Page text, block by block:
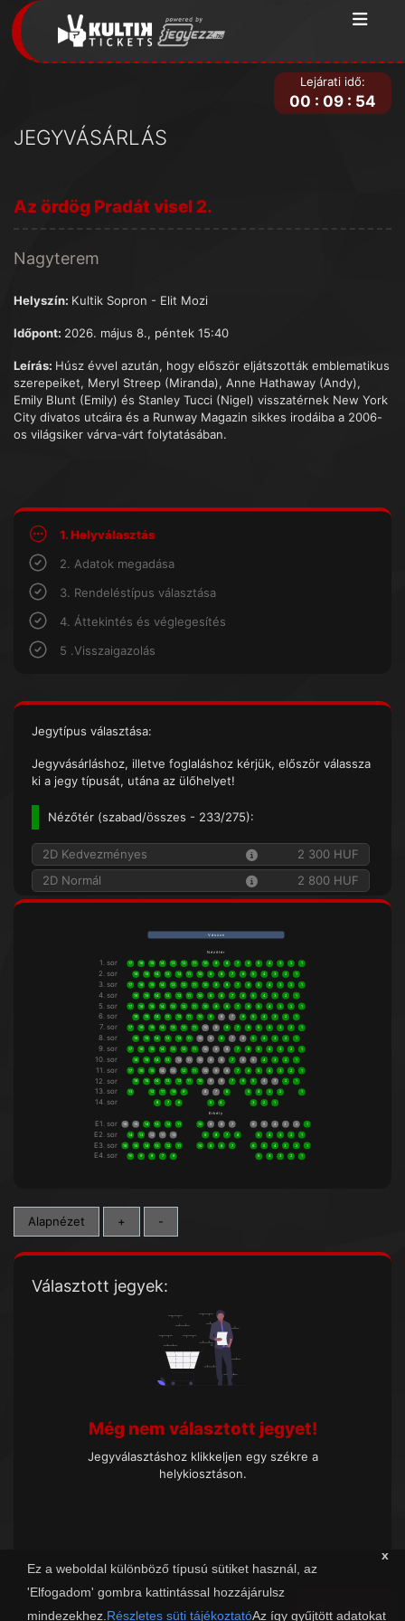
x
Ez a weboldal különböző típusú sütiket használ, az
'Elfogadom' gombra kattintással hozzájárulsz
mindezekhez. Részletes süti tájékoztatóAz így gyűjtött adatokat
JEGYVÁSÁRLÁS
Lejárati idő:
00 : 09 : 54
Az ördög Pradát visel 2.
Nagyterem
Helyszín: Kultik Sopron - Elit Mozi
Időpont: 2026. május 8., péntek 15:40
Leírás: Húsz évvel azután, hogy először eljátszották emblematikus
szerepeiket, Meryl Streep (Miranda), Anne Hathaway (Andy),
Emily Blunt (Emily) és Stanley Tucci (Nigel) visszatérnek New York
City divatos utcáira és a Runway Magazin sikkes irodáiba a 2006-
os világsiker várva-várt folytatásában.
1. Helyválasztás
2. Adatok megadása
3. Rendeléstípus választása
4. Áttekintés és véglegesítés
5 .Visszaigazolás
Jegytípus választása:
Jegyvásárláshoz, illetve foglaláshoz kérjük, először válassza
ki a jegy típusát, utána az ülőhelyet!
Nézőtér (szabad/összes - 233/275):
2D Kedvezményes
2 300 HUF
2D Normál
2 800 HUF
V á s z o n
1. sor 17 16 15 14 13 12 11 10 9 8 7 6 5 4 3 2 1
2. sor 16 15 14 13 12 11 10 9 8 7 6 5 4 3 2 1
3. sor 17 16 15 14 13 12 11 10 9 8 7 6 5 4 3 2 1
4. sor 16 15 14 13 12 11 10 9 8 7 6 5 4 3 2 1
5. sor 17 16 15 14 13 12 11 10 9 8 7 6 5 4 3 2 1
6. sor 16 15 14 13 12 11 10 9 7 6 5 4 3 2 1
7. sor 17 16 15 14 13 12 11 10 9 8 7 6 5 4 3 2 1
8. sor 16 15 14 13 12 11 10 9 8 7 6 5 4 3 2 1
9. sor 17 16 15 14 13 12 11 10 9 8 7 6 5 4 3 2 1
10. sor 16 15 14 13 12 11 10 9 8 7 6 5 4 3 2 1
11. sor 17 16 15 14 13 12 11 10 9 8 7 6 5 4 3 2 1
12. sor 16 15 14 13 12 11 10 7 6 5 4 3 2 1
13 12 11 10 9 8 7 6 5 4 3 2
13. sor 1
8 7 6 5 4
14. sor 3 2 1
16 15 14 13 12 11 10 9 8 7
E1. sor 6 5 4 3 2 1
14 13 12 11 10 9 8 7 6
E2. sor 5 4 3 2 1
16 15 14 13 12 11 10 9 8 7
E3. sor 6 5 4 3 2 1
10 9 8 7 6
E4. sor 5 4 3 2 1
E r k é l y
N é z ő t é r
Alapnézet + -
Választott jegyek:
Még nem választott jegyet!
Jegyválasztáshoz klikkeljen egy székre a
helykiosztáson.
Tovább